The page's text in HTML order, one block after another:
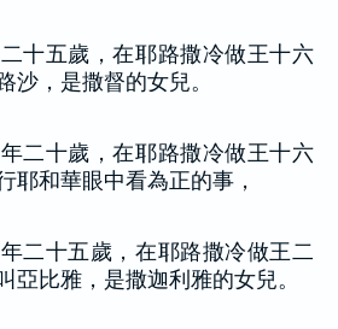
十五歲，在耶路撒冷做王十六
沙，是撒督的女兒。
二十歲，在耶路撒冷做王十六
耶和華眼中看為正的事，
二十五歲，在耶路撒冷做王二
亞比雅，是撒迦利雅的女兒。